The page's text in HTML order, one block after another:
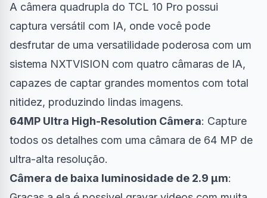
A câmera quadrupla do TCL 10 Pro possui
captura versátil com IA, onde você pode
desfrutar de uma versatilidade poderosa com um
sistema NXTVISION com quatro câmaras de IA,
capazes de captar grandes momentos com total
nitidez, produzindo lindas imagens.
64MP Ultra High-Resolution Câmera: Capture
todos os detalhes com uma câmara de 64 MP de
ultra-alta resolução.
Câmera de baixa luminosidade de 2.9 μm: